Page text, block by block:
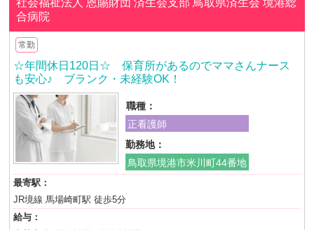
社会福祉法人 恩賜財団 済生会支部 鳥取県済生会境港総
合病院
常勤
☆年間休日120日☆ 保育所があるのでママさんナース
も安心♪ ブランク・未経験OK！
職種：
正看護師
勤務地：
鳥取県境港市米川町44番地
最寄駅：
JR境線 馬場崎町駅 徒歩5分
給与：